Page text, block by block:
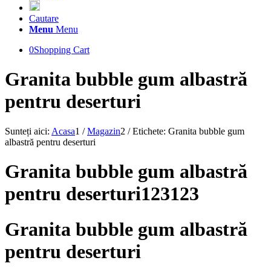
Cautare
Menu Menu
0Shopping Cart
Granita bubble gum albastră
pentru deserturi
Sunteți aici: Acasa1 / Magazin2 / Etichete: Granita bubble gum
albastră pentru deserturi
Granita bubble gum albastră
pentru deserturi123123
Granita bubble gum albastră
pentru deserturi